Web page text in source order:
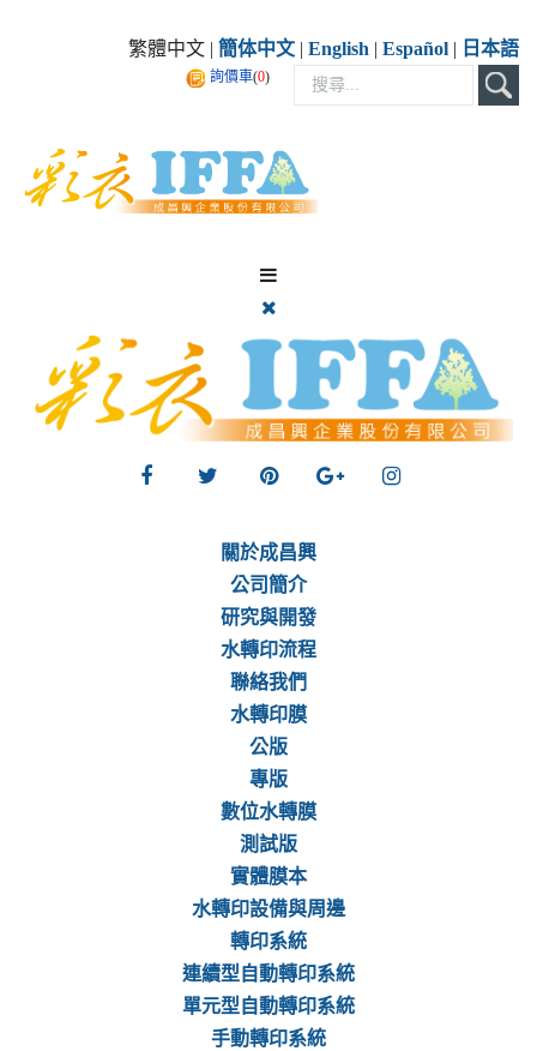
繁體中文 | 簡体中文 | English | Español | 日本語
詢價車(0)
關於成昌興
公司簡介
研究與開發
水轉印流程
聯絡我們
水轉印膜
公版
專版
數位水轉膜
測試版
實體膜本
水轉印設備與周邊
轉印系統
連續型自動轉印系統
單元型自動轉印系統
手動轉印系統